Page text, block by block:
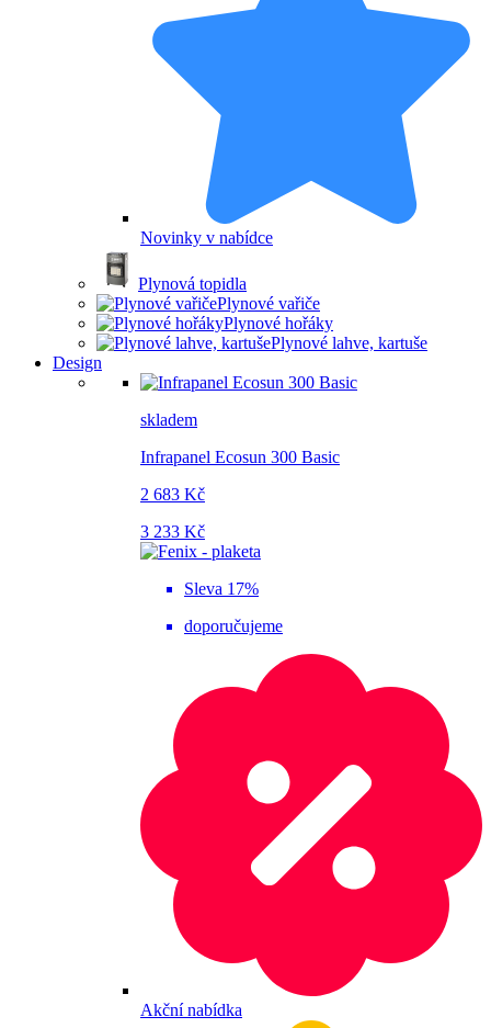
Novinky v nabídce
Plynová topidla
Plynové vařiče
Plynové hořáky
Plynové lahve, kartuše
Design
skladem
Infrapanel Ecosun 300 Basic
2 683 Kč
3 233 Kč
Sleva 17%
doporučujeme
Akční nabídka